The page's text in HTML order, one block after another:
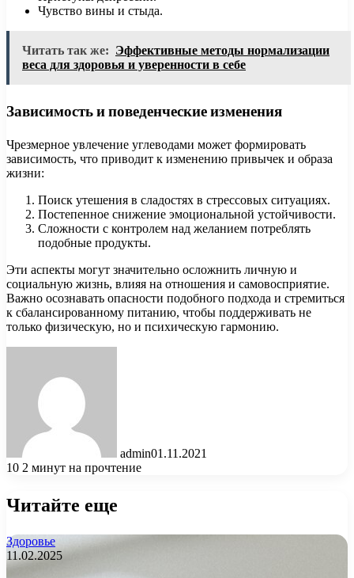
Чувство вины и стыда.
Читать так же: Эффективные методы нормализации
веса для здоровья и уверенности в себе
Зависимость и поведенческие изменения
Чрезмерное увлечение углеводами может формировать
зависимость, что приводит к изменению привычек и образа
жизни:
Поиск утешения в сладостях в стрессовых ситуациях.
Постепенное снижение эмоциональной устойчивости.
Сложности с контролем над желанием потреблять
подобные продукты.
Эти аспекты могут значительно осложнить личную и
социальную жизнь, влияя на отношения и самовосприятие.
Важно осознавать опасности подобного подхода и стремиться
к сбалансированному питанию, чтобы поддерживать не
только физическую, но и психическую гармонию.
admin01.11.2021
10 2 минут на прочтение
Читайте еще
Здоровье
11.02.2025